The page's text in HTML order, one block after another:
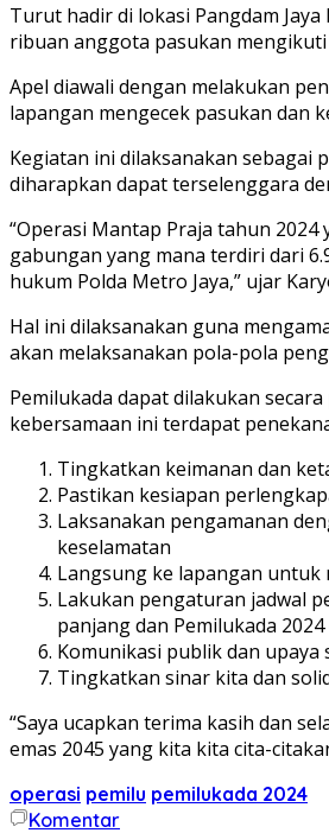
Turut hadir di lokasi Pangdam
ribuan anggota pasukan
Apel diawali dengan melakukan
lapangan mengecek pasukan dan
Kegiatan ini dilaksanakan sebagai
diharapkan dapat terselenggara
“Operasi Mantap Praja tahun
gabungan yang mana terdiri dari
hukum Polda Metro Jaya,” ujar
Hal ini dilaksanakan guna
akan melaksanakan pola-pola
Pemilukada dapat dilakukan
kebersamaan ini terdapat
Tingkatkan keimanan dan
Pastikan kesiapan
Laksanakan pengamanan
keselamatan
Langsung ke lapangan untuk
Lakukan pengaturan jadwal
panjang dan Pemilukada
Komunikasi publik dan
Tingkatkan sinar kita dan
“Saya ucapkan terima kasih dan
emas 2045 yang kita kita cita-
operasi pemilu pemilukada 2024
Komentar